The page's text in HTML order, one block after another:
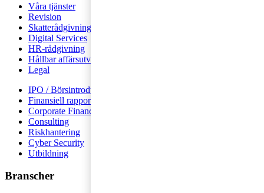
Våra tjänster
Revision
Skatterådgivning
Digital Services
HR-rådgivning
Hållbar affärsutveckling
Legal
IPO / Börsintroduktion
Finansiell rapportering
Corporate Finance
Consulting
Riskhantering
Cyber Security
Utbildning
Branscher